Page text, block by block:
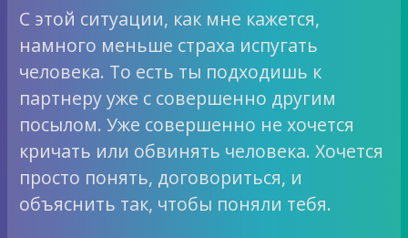
С этой ситуации, как мне кажется,
намного меньше страха испугать
человека. То есть ты подходишь к
партнеру уже с совершенно другим
посылом. Уже совершенно не хочется
кричать или обвинять человека. Хочется
просто понять, договориться, и
объяснить так, чтобы поняли тебя.